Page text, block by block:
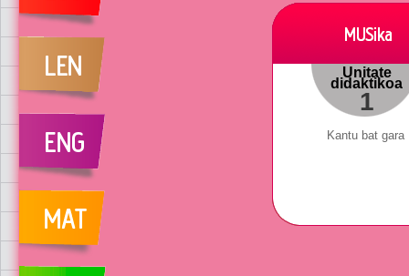
Unitate
didaktikoa
1
Kantu bat gara